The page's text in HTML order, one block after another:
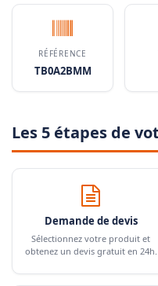
RÉFÉRENCE
TB0A2BMM
Les 5 étapes de
Demande de devis
Sélectionnez votre produit et
obtenez un devis gratuit en 24h.